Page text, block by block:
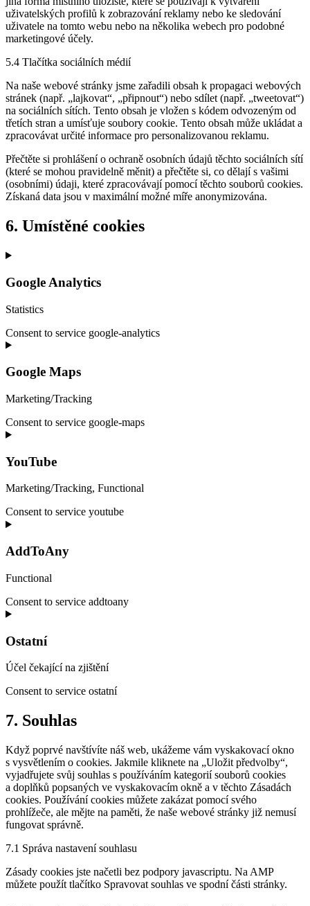
uživatelských profilů k zobrazování reklamy nebo ke sledování
uživatele na tomto webu nebo na několika webech pro podobné
marketingové účely.
5.4 Tlačítka sociálních médií
Na naše webové stránky jsme zařadili obsah k propagaci webových
stránek (např. „lajkovat“, „připnout“) nebo sdílet (např. „tweetovat“)
na sociálních sítích. Tento obsah je vložen s kódem odvozeným od
třetích stran a umísťuje soubory cookie. Tento obsah může ukládat a
zpracovávat určité informace pro personalizovanou reklamu.
Přečtěte si prohlášení o ochraně osobních údajů těchto sociálních sítí
(které se mohou pravidelně měnit) a přečtěte si, co dělají s vašimi
(osobními) údaji, které zpracovávají pomocí těchto souborů cookies.
Získaná data jsou v maximální možné míře anonymizována.
6. Umístěné cookies
Google Analytics
Statistics
Consent to service google-analytics
Google Maps
Marketing/Tracking
Consent to service google-maps
YouTube
Marketing/Tracking, Functional
Consent to service youtube
AddToAny
Functional
Consent to service addtoany
Ostatní
Účel čekající na zjištění
Consent to service ostatní
7. Souhlas
Když poprvé navštívíte náš web, ukážeme vám vyskakovací okno
s vysvětlením o cookies. Jakmile kliknete na „Uložit předvolby“,
vyjadřujete svůj souhlas s používáním kategorií souborů cookies
a doplňků popsaných ve vyskakovacím okně a v těchto Zásadách
cookies. Používání cookies můžete zakázat pomocí svého
prohlížeče, ale mějte na paměti, že naše webové stránky již nemusí
fungovat správně.
7.1 Správa nastavení souhlasu
Zásady cookies jste načetli bez podpory javascriptu. Na AMP
můžete použít tlačítko Spravovat souhlas ve spodní části stránky.